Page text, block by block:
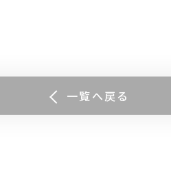
一覧へ戻る